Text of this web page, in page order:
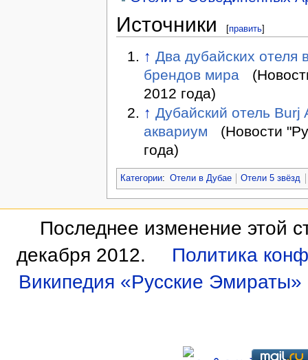
Источники [править]
↑ Два дубайских
брендов мира
2012 года)
↑ Дубайский отель
аквариум
(Новости
года)
Категории: Отели в Дубае Отели 5 звёзд
Последнее изменение этой
декабря 2012.
Политика
Википедия «Русские Эмираты»